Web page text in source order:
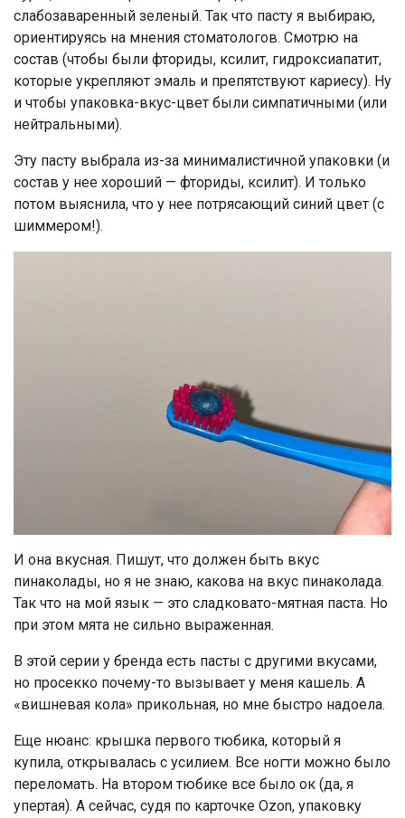
слабозаваренный зеленый. Так что пасту я выбираю,
ориентируясь на мнения стоматологов. Смотрю на
состав (чтобы были фториды, ксилит, гидроксиапатит,
которые укрепляют эмаль и препятствуют кариесу). Ну
и чтобы упаковка-вкус-цвет были симпатичными (или
нейтральными).
Эту пасту выбрала из-за минималистичной упаковки (и
состав у нее хороший — фториды, ксилит). И только
потом выяснила, что у нее потрясающий синий цвет (с
шиммером!).
И она вкусная. Пишут, что должен быть вкус
пинаколады, но я не знаю, какова на вкус пинаколада.
Так что на мой язык — это сладковато-мятная паста. Но
при этом мята не сильно выраженная.
В этой серии у бренда есть пасты с другими вкусами,
но просекко почему-то вызывает у меня кашель. А
«вишневая кола» прикольная, но мне быстро надоела.
Еще нюанс: крышка первого тюбика, который я
купила, открывалась с усилием. Все ногти можно было
переломать. На втором тюбике все было ок (да, я
упертая). А сейчас, судя по карточке Ozon, упаковку